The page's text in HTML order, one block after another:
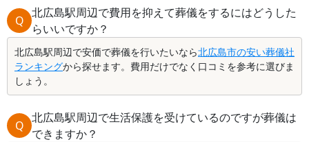
Q
北広島駅周辺で費用を抑えて葬儀をするにはどうした
らいいですか？
北広島駅周辺で安価で葬儀を行いたいなら北広島市の安い葬儀社
ランキングから探せます。費用だけでなく口コミを参考に選びま
しょう。
Q
北広島駅周辺で生活保護を受けているのですが葬儀は
できますか？